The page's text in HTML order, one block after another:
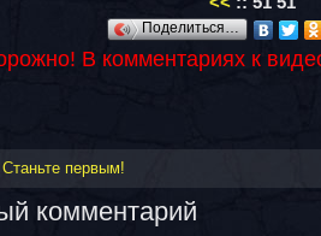
Поделиться…
В комментариях к
Станьте первым!
комментарий